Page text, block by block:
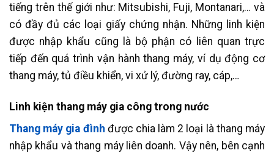
tiếng trên thế giới như: Mitsubishi, Fuji, Montanari,… và
có đầy đủ các loại giấy chứng nhận. Những linh kiện
được nhập khẩu cũng là bộ phận có liên quan trực
tiếp đến quá trình vận hành thang máy, ví dụ động cơ
thang máy, tủ điều khiển, vi xử lý, đường ray, cáp,…
Linh kiện thang máy gia công trong nước
Thang máy gia đình được chia làm 2 loại là thang máy
nhập khẩu và thang máy liên doanh. Vậy nên, bên cạnh